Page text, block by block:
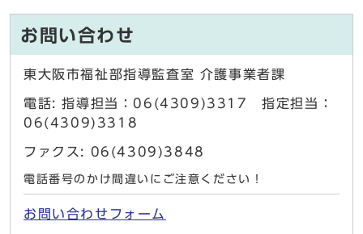
お問い合わせ
東大阪市福祉部指導監査室 介護事業者課
電話: 指導担当：06(4309)3317 指定担当：
06(4309)3318
ファクス: 06(4309)3848
電話番号のかけ間違いにご注意ください！
お問い合わせフォーム